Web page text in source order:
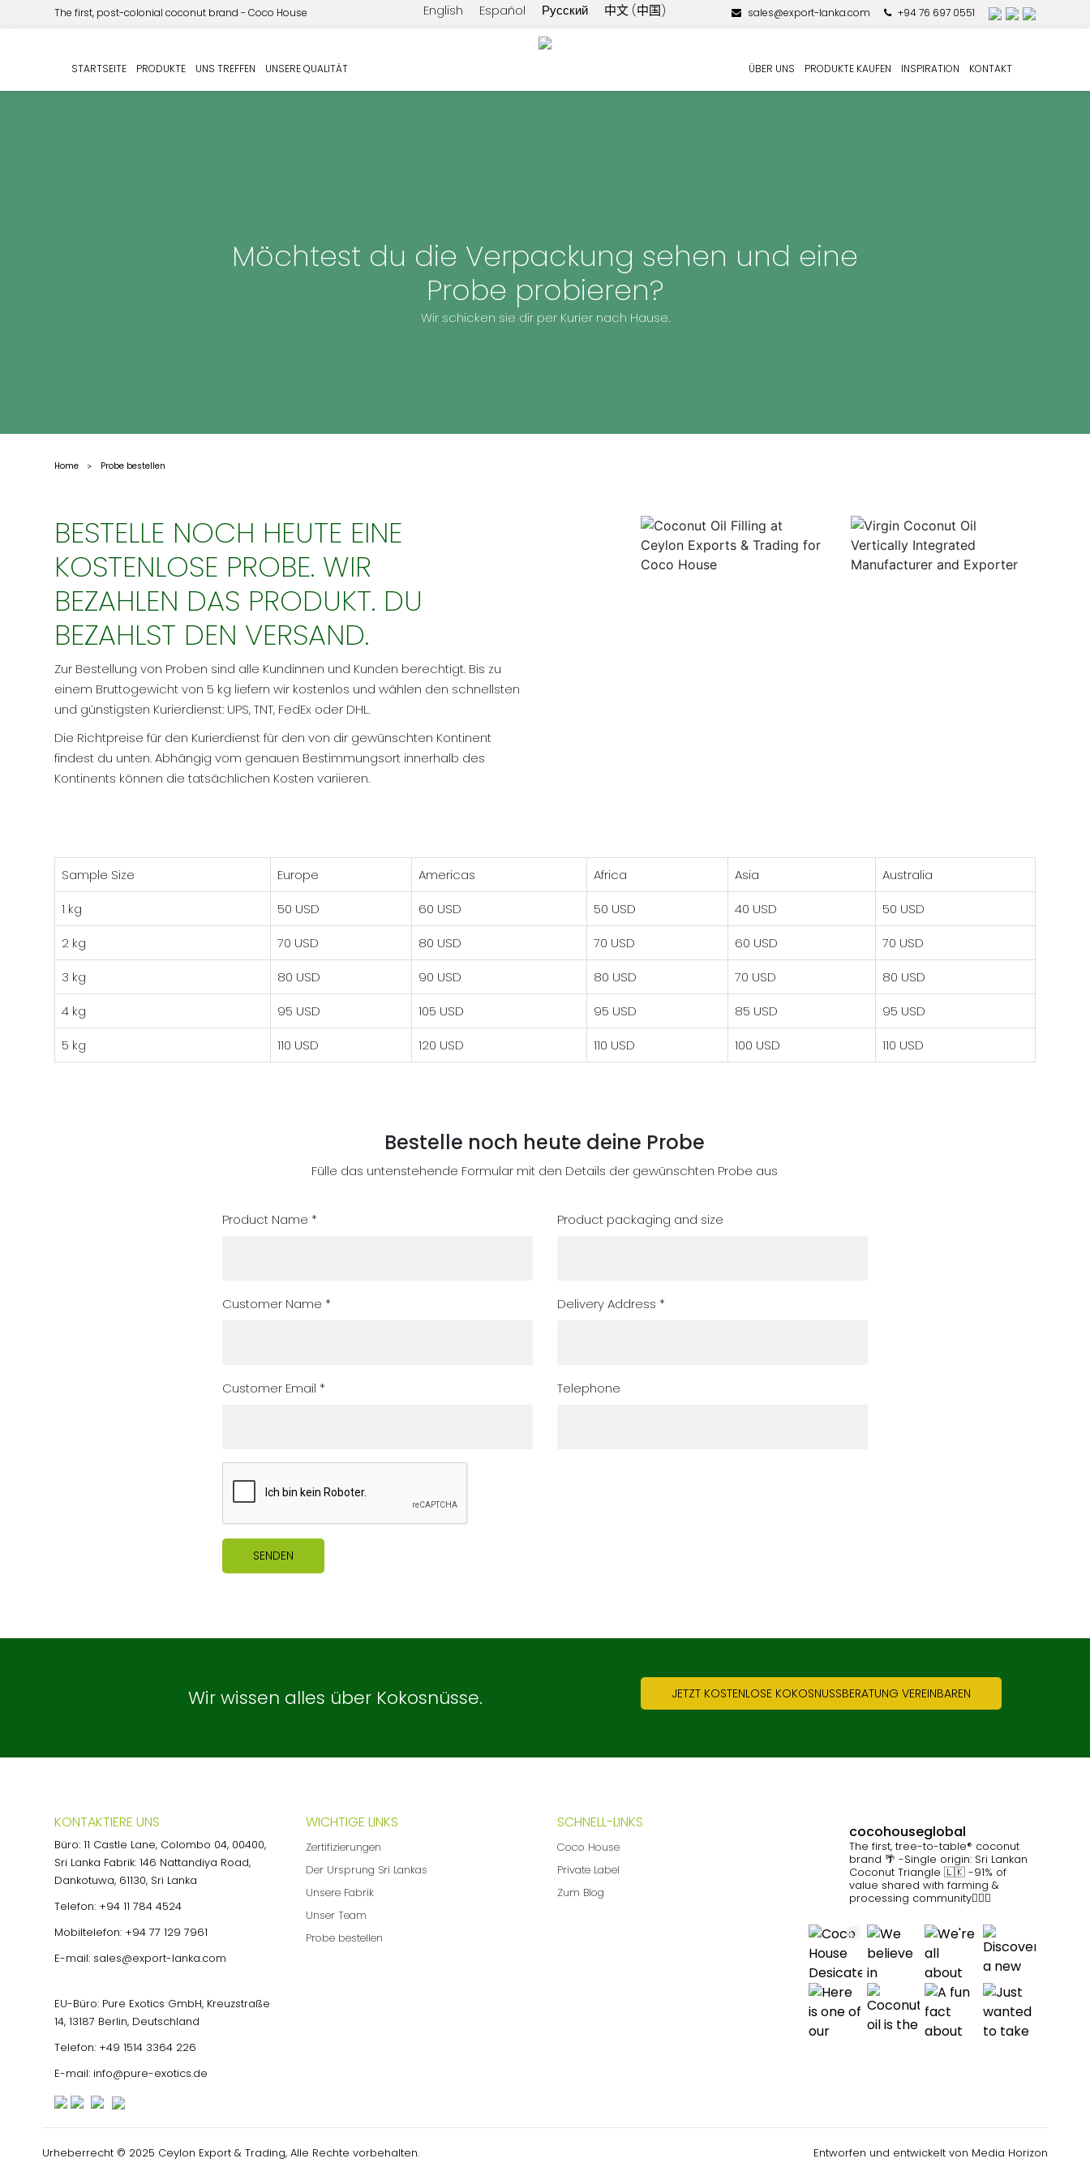
The first, post-colonial coconut brand - Coco House English Español Русский 中文 (中国) sales@export-lanka.com +94 76 697 0551
STARTSEITE PRODUKTE UNS TREFFEN UNSERE QUALITÄT ÜBER UNS PRODUKTE KAUFEN INSPIRATION KONTAKT
Möchtest du die Verpackung sehen und eine
Probe probieren?
Wir schicken sie dir per Kurier nach Hause.
Home > Probe bestellen
BESTELLE NOCH HEUTE EINE
KOSTENLOSE PROBE. WIR
BEZAHLEN DAS PRODUKT. DU
BEZAHLST DEN VERSAND.
Zur Bestellung von Proben sind alle Kundinnen und Kunden berechtigt. Bis zu
einem Bruttogewicht von 5 kg liefern wir kostenlos und wählen den schnellsten
und günstigsten Kurierdienst: UPS, TNT, FedEx oder DHL.
Die Richtpreise für den Kurierdienst für den von dir gewünschten Kontinent
findest du unten. Abhängig vom genauen Bestimmungsort innerhalb des
Kontinents können die tatsächlichen Kosten variieren.
Sample Size Europe Americas Africa Asia
Australia
1 kg
50 USD 60 USD 50 USD 40 USD
50 USD
2 kg
70 USD 80 USD 70 USD 60 USD
70 USD
3 kg
80 USD 90 USD 80 USD 70 USD
80 USD
4 kg
95 USD 105 USD 95 USD 85 USD
95 USD
5 kg
110 USD 120 USD 110 USD 100 USD 110 USD
Bestelle noch heute deine Probe
Fülle das untenstehende Formular mit den Details der gewünschten Probe aus
Product Name * Product packaging and size
Customer Name * Delivery Address *
Customer Email * Telephone
Wir wissen alles über Kokosnüsse. JETZT KOSTENLOSE KOKOSNUSSBERATUNG VEREINBAREN
KONTAKTIERE UNS
Büro: 11 Castle Lane, Colombo 04, 00400,
Sri Lanka Fabrik: 146 Nattandiya Road,
Dankotuwa, 61130, Sri Lanka
Telefon: +94 11 784 4524
Mobiltelefon: +94 77 129 7961
E-mail: sales@export-lanka.com
EU-Büro: Pure Exotics GmbH, Kreuzstraße
14, 13187 Berlin, Deutschland
Telefon: +49 1514 3364 226
E-mail: info@pure-exotics.de
WICHTIGE LINKS
Zertifizierungen
Der Ursprung Sri Lankas
Unsere Fabrik
Unser Team
Probe bestellen
SCHNELL-LINKS
Coco House
Private Label
Zum Blog
cocohouseglobal
The first, tree-to-table® coconut
brand 🌴 -Single origin: Sri Lankan
Coconut Triangle 🇱🇰 -91% of
value shared with farming &
processing community👷🏽‍♀️
Urheberrecht © 2025 Ceylon Export & Trading, Alle Rechte vorbehalten. Entworfen und entwickelt von Media Horizon